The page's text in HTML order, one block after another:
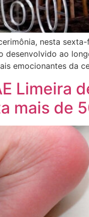
nesta
desenvolvido ao
emocionantes da
Limeira
mais de